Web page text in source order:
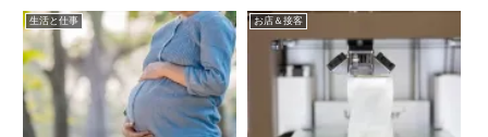
生活と仕事 お店＆接客